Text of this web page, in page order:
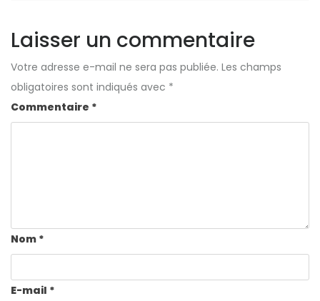
Laisser un commentaire
Votre adresse e-mail ne sera pas publiée. Les champs
obligatoires sont indiqués avec *
Commentaire *
Nom *
E-mail *